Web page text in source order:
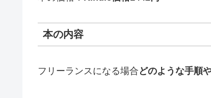
本の内容
フリーランスになる場合 どのような手順